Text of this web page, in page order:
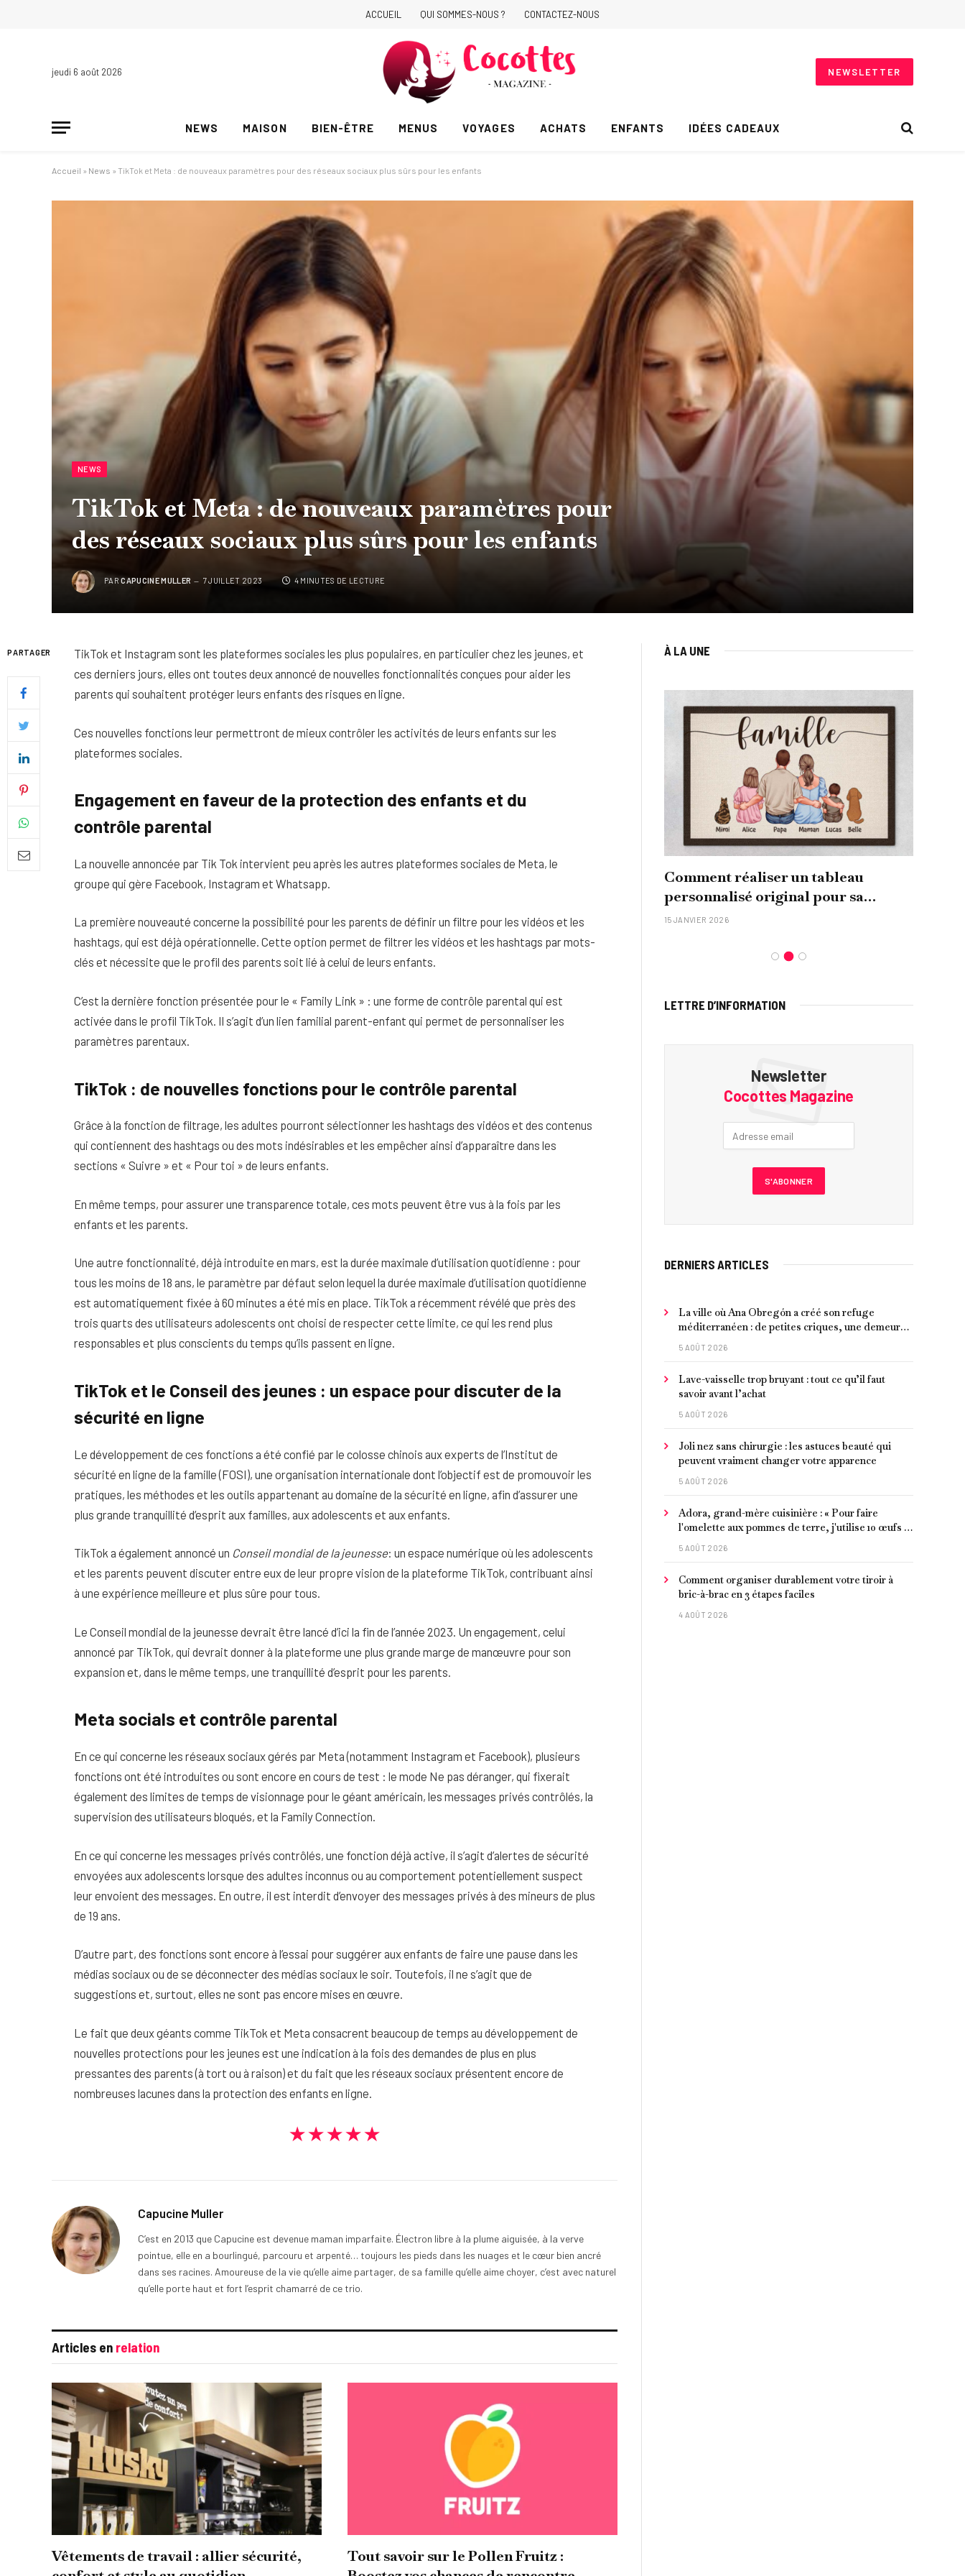
ACCUEIL QUI SOMMES-NOUS ? CONTACTEZ-NOUS
jeudi 6 août 2026 NEWSLETTER
NEWS MAISON BIEN-ÊTRE MENUS VOYAGES ACHATS ENFANTS IDÉES CADEAUX
Accueil » News » TikTok et Meta : de nouveaux paramètres pour des réseaux sociaux plus sûrs pour les enfants
NEWS
TikTok et Meta : de nouveaux paramètres pour
des réseaux sociaux plus sûrs pour les enfants
PAR CAPUCINE MULLER 7 JUILLET 2023 4 MINUTES DE LECTURE
PARTAGER
TikTok et Instagram sont les plateformes sociales les plus populaires, en particulier chez les jeunes, et
ces derniers jours, elles ont toutes deux annoncé de nouvelles fonctionnalités conçues pour aider les
parents qui souhaitent protéger leurs enfants des risques en ligne.
Ces nouvelles fonctions leur permettront de mieux contrôler les activités de leurs enfants sur les
plateformes sociales.
Engagement en faveur de la protection des enfants et du
contrôle parental
La nouvelle annoncée par Tik Tok intervient peu après les autres plateformes sociales de Meta, le
groupe qui gère Facebook, Instagram et Whatsapp.
La première nouveauté concerne la possibilité pour les parents de définir un filtre pour les vidéos et les
hashtags, qui est déjà opérationnelle. Cette option permet de filtrer les vidéos et les hashtags par mots-
clés et nécessite que le profil des parents soit lié à celui de leurs enfants.
C’est la dernière fonction présentée pour le « Family Link » : une forme de contrôle parental qui est
activée dans le profil TikTok. Il s’agit d’un lien familial parent-enfant qui permet de personnaliser les
paramètres parentaux.
TikTok : de nouvelles fonctions pour le contrôle parental
Grâce à la fonction de filtrage, les adultes pourront sélectionner les hashtags des vidéos et des contenus
qui contiennent des hashtags ou des mots indésirables et les empêcher ainsi d’apparaître dans les
sections « Suivre » et « Pour toi » de leurs enfants.
En même temps, pour assurer une transparence totale, ces mots peuvent être vus à la fois par les
enfants et les parents.
Une autre fonctionnalité, déjà introduite en mars, est la durée maximale d’utilisation quotidienne : pour
tous les moins de 18 ans, le paramètre par défaut selon lequel la durée maximale d’utilisation quotidienne
est automatiquement fixée à 60 minutes a été mis en place. TikTok a récemment révélé que près des
trois quarts des utilisateurs adolescents ont choisi de respecter cette limite, ce qui les rend plus
responsables et plus conscients du temps qu’ils passent en ligne.
TikTok et le Conseil des jeunes : un espace pour discuter de la
sécurité en ligne
Le développement de ces fonctions a été confié par le colosse chinois aux experts de l’Institut de
sécurité en ligne de la famille (FOSI), une organisation internationale dont l’objectif est de promouvoir les
pratiques, les méthodes et les outils appartenant au domaine de la sécurité en ligne, afin d’assurer une
plus grande tranquillité d’esprit aux familles, aux adolescents et aux enfants.
TikTok a également annoncé un Conseil mondial de la jeunesse: un espace numérique où les adolescents
et les parents peuvent discuter entre eux de leur propre vision de la plateforme TikTok, contribuant ainsi
à une expérience meilleure et plus sûre pour tous.
Le Conseil mondial de la jeunesse devrait être lancé d’ici la fin de l’année 2023. Un engagement, celui
annoncé par TikTok, qui devrait donner à la plateforme une plus grande marge de manœuvre pour son
expansion et, dans le même temps, une tranquillité d’esprit pour les parents.
Meta socials et contrôle parental
En ce qui concerne les réseaux sociaux gérés par Meta (notamment Instagram et Facebook), plusieurs
fonctions ont été introduites ou sont encore en cours de test : le mode Ne pas déranger, qui fixerait
également des limites de temps de visionnage pour le géant américain, les messages privés contrôlés, la
supervision des utilisateurs bloqués, et la Family Connection.
En ce qui concerne les messages privés contrôlés, une fonction déjà active, il s’agit d’alertes de sécurité
envoyées aux adolescents lorsque des adultes inconnus ou au comportement potentiellement suspect
leur envoient des messages. En outre, il est interdit d’envoyer des messages privés à des mineurs de plus
de 19 ans.
D’autre part, des fonctions sont encore à l’essai pour suggérer aux enfants de faire une pause dans les
médias sociaux ou de se déconnecter des médias sociaux le soir. Toutefois, il ne s’agit que de
suggestions et, surtout, elles ne sont pas encore mises en œuvre.
Le fait que deux géants comme TikTok et Meta consacrent beaucoup de temps au développement de
nouvelles protections pour les jeunes est une indication à la fois des demandes de plus en plus
pressantes des parents (à tort ou à raison) et du fait que les réseaux sociaux présentent encore de
nombreuses lacunes dans la protection des enfants en ligne.
★★★★★
Capucine Muller
C’est en 2013 que Capucine est devenue maman imparfaite. Électron libre à la plume aiguisée, à la verve
pointue, elle en a bourlingué, parcouru et arpenté… toujours les pieds dans les nuages et le cœur bien ancré
dans ses racines. Amoureuse de la vie qu’elle aime partager, de sa famille qu’elle aime choyer, c’est avec naturel
qu’elle porte haut et fort l’esprit chamarré de ce trio.
Articles en relation
Vêtements de travail : allier sécurité,
Tout savoir sur le Pollen Fruitz :
À LA UNE
Quel soin adopter pour une peau
uniforme et lumineuse
26 NOVEMBRE 2025 4 JUIN 2026
Comment réaliser un tableau
personnalisé original pour sa
famille ?
15 JANVIER 2026
LETTRE D’INFORMATION
Newsletter
Cocottes Magazine
DERNIERS ARTICLES
La ville où Ana Obregón a créé son refuge
méditerranéen : de petites criques, une demeure
de millionnaire face à la mer et les meilleurs fruits
5 AOÛT 2026
Lave-vaisselle trop bruyant : tout ce qu’il faut
savoir avant l’achat
5 AOÛT 2026
Joli nez sans chirurgie : les astuces beauté qui
peuvent vraiment changer votre apparence
5 AOÛT 2026
Adora, grand-mère cuisinière : « Pour faire
l'omelette aux pommes de terre, j'utilise 10 œufs et
je laisse faire petit à petit »
5 AOÛT 2026
Comment organiser durablement votre tiroir à
bric-à-brac en 3 étapes faciles
4 AOÛT 2026